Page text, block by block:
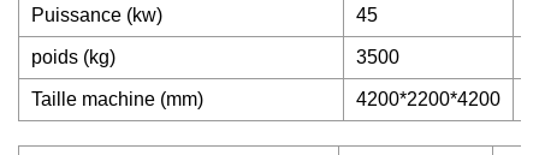
Puissance (kw) 45
poids (kg) 3500
Taille machine (mm) 4200*2200*4200